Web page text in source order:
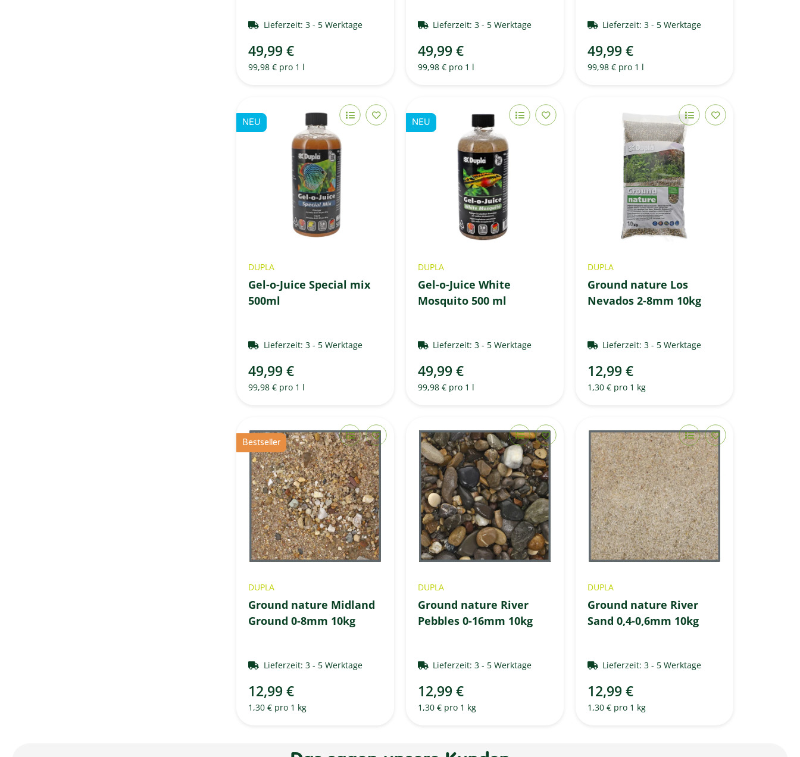
Lieferzeit: 3 - 5 Werktage
49,99 €
99,98 € pro 1 l
Lieferzeit:3 - 5 Werktage
49,99 €
99,98 € pro 1 l
Lieferzeit:3 - 5 Werktage
49,99 €
99,98 € pro 1 l
NEU
DUPLA
Gel-o-Juice Special mix
500ml
Lieferzeit: 3 - 5 Werktage
49,99 €
99,98 € pro 1 l
NEU
DUPLA
Gel-o-Juice White
Mosquito 500 ml
Lieferzeit:3 - 5 Werktage
49,99 €
99,98 € pro 1 l
DUPLA
Ground nature Los
Nevados 2-8mm 10kg
Lieferzeit:3 - 5 Werktage
12,99 €
1,30 € pro 1 kg
Bestseller
DUPLA
Ground nature Midland
Ground 0-8mm 10kg
Lieferzeit: 3 - 5 Werktage
12,99 €
1,30 € pro 1 kg
DUPLA
Ground nature River
Pebbles 0-16mm 10kg
Lieferzeit:3 - 5 Werktage
12,99 €
1,30 € pro 1 kg
DUPLA
Ground nature River
Sand 0,4-0,6mm 10kg
Lieferzeit:3 - 5 Werktage
12,99 €
1,30 € pro 1 kg